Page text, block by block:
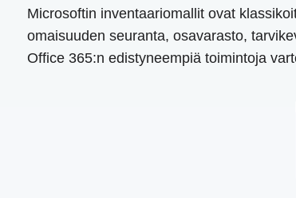
Microsoftin inventaariomallit ovat
omaisuuden seuranta, osavarasto,
Office 365:n edistyneempiä toimintoja